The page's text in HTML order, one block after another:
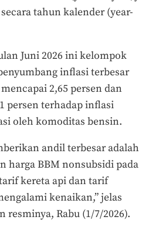
tahun kalender (year-
Juni 2026 ini kelompok
inflasi terbesar
2,65 persen dan
persen terhadap inflasi
oleh komoditas bensin.
andil terbesar adalah
harga BBM nonsubsidi pada
kereta api dan tarif
kenaikan,” jelas
resminya, Rabu (1/7/2026).